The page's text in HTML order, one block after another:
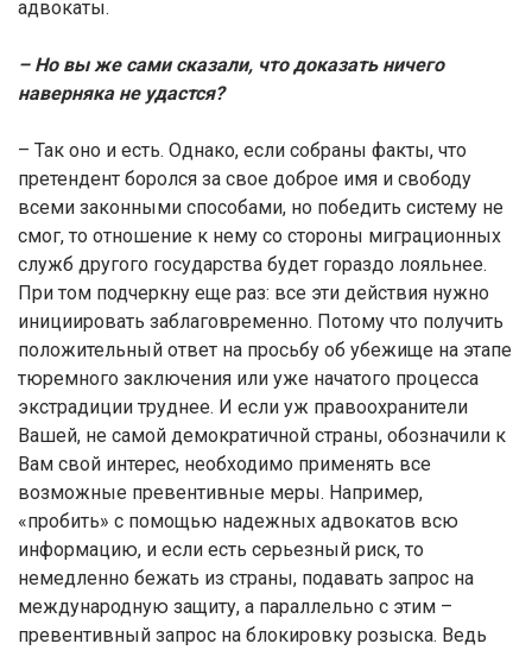
адвокаты.
– Но вы же сами сказали, что доказать ничего
наверняка не удастся?
– Так оно и есть. Однако, если собраны факты, что
претендент боролся за свое доброе имя и свободу
всеми законными способами, но победить систему не
смог, то отношение к нему со стороны миграционных
служб другого государства будет гораздо лояльнее.
При том подчеркну еще раз: все эти действия нужно
инициировать заблаговременно. Потому что получить
положительный ответ на просьбу об убежище на этапе
тюремного заключения или уже начатого процесса
экстрадиции труднее. И если уж правоохранители
Вашей, не cамой демократичной страны, обозначили к
Вам свой интерес, необходимо применять все
возможные превентивные меры. Например,
«пробить» с помощью надежных адвокатов всю
информацию, и если есть серьезный риск, то
немедленно бежать из страны, подавать запрос на
международную защиту, а параллельно с этим –
превентивный запрос на блокировку розыска. Ведь